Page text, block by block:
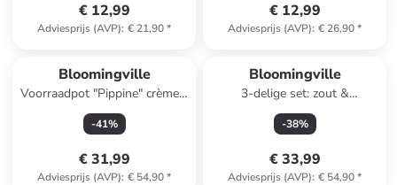
€ 12,99
Adviesprijs (AVP): € 21,90*
€ 12,99
Adviesprijs (AVP): € 26,90*
Bloomingville
Voorraadpot "Pippine" crème -
(B)16,5 x (H)19 x (D)9,5 cm
-41%
€ 31,99
Adviesprijs (AVP): € 54,90*
Bloomingville
3-delige set: zout &
peperstrooier "Limone"
geel/groen - (H)8,5 cm
-38%
€ 33,99
Adviesprijs (AVP): € 54,90*